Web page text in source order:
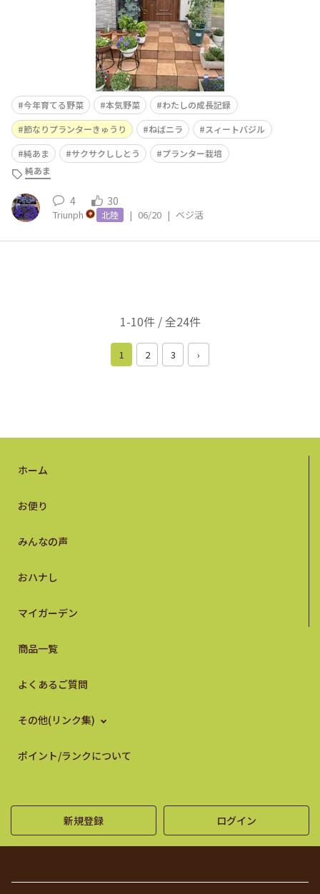
今年育てる野菜 本気野菜
わたしの成長記録
節なりプランターきゅうり
ねばニラ
スィートバジル
純あま
サクサクししとう
プランター栽培
純あま
4 30
Triunph 北陸 | 06/20 | ベジ活
1-10件 / 全24件
1 2 3 ›
ホーム
お便り
みんなの声
おハナし
マイガーデン
商品一覧
よくあるご質問
その他(リンク集)
ポイント/ランクについて
新規登録 ログイン